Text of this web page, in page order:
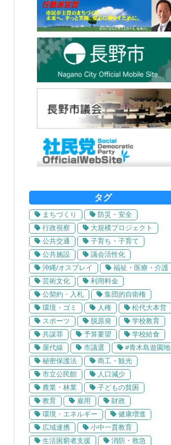
タグ
まちづくり
防災・安全
行政視察
大規模プロジェクト
公共交通
子育ち・子育て
公共施設
議会活性化
沖縄/オスプレイ
福祉・医療・介護
芸術文化
利用料金
公契約・入札
集団的自衛権
環境・ゴミ
人権
松代大本営
スポーツ
脱原発
学校教育
共謀罪
予算要望
学校給食
屋代線
市議選
#青木島遊園地
秘密保護法
商工・観光
市立公民館
人口減少
農業・林業
子どもの貧困
教育
雇用
財政
環境・エネルギー
健康増進
広域連携
小中一貫教育
生活困窮者支援
消防・救急